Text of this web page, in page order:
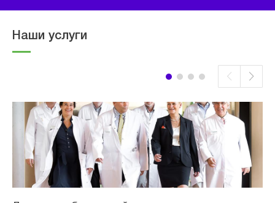
Наши услуги